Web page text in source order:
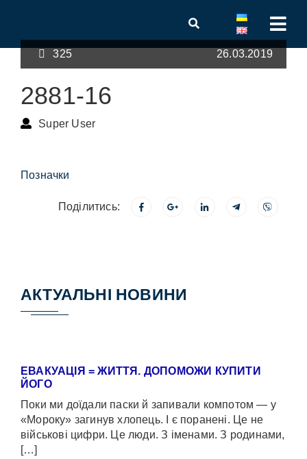
325 26.03.2019
2881-16
Super User
Позначки
Поділитись:
АКТУАЛЬНІ НОВИНИ
ЕВАКУАЦІЯ = ЖИТТЯ. ДОПОМОЖИ КУПИТИ
ЙОГО
Поки ми доїдали паски й запивали компотом — у
«Мороку» загинув хлопець. І є поранені. Це не
військові цифри. Це люди. З іменами. З родинами,
[…]